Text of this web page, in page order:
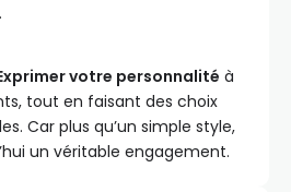
votre personnalité à
tout en faisant des choix
Car plus qu’un simple style,
un véritable engagement.